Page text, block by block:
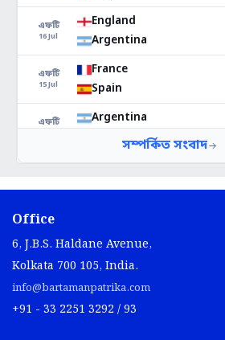
Office
6, J.B.S. Haldane Avenue,
Kolkata 700 105, India.
info@bartamanpatrika.com
+91 - 33 2251 3292 / 93